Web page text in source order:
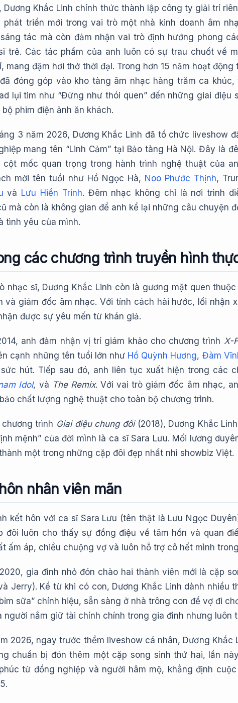
Dương Khắc Linh chính thức thành lập công ty giải trí
phát triển mới trong vai trò một nhà kinh doanh âm
tác mà còn đảm nhận vai trò định hướng phong
trẻ. Các tác phẩm của anh luôn có sự trau chuốt về
mang đậm hơi thở thời đại. Trong hơn 15 năm hoạt động
đóng góp vào kho tàng âm nhạc hàng trăm ca khúc,
lụi tim như “Đừng như thói quen” đến những giai điệu
phim điện ảnh ăn khách.
3 năm 2026, Dương Khắc Linh đã tổ chức liveshow
mang tên “Linh Cảm” tại Bảo tàng Hà Nội. Đây là
cột mốc quan trọng trong hành trình nghệ thuật của
mời tên tuổi như Hồ Ngọc Hà, Noo Phước Thịnh,
và Lưu Hiền Trinh. Đêm nhạc không chỉ là nơi trình
mà còn là không gian để anh kể lại những câu chuyện
tình yêu của mình.
các chương trình truyền hình
nhạc sĩ, Dương Khắc Linh còn là gương mặt quen
và giám đốc âm nhạc. Với tính cách hài hước, lối nhận
được sự yêu mến từ khán giả.
anh đảm nhận vị trí giám khảo cho chương trình X-
cạnh những tên tuổi lớn như Hồ Quỳnh Hương, Đàm
hút. Tiếp sau đó, anh liên tục xuất hiện trong các
Idol, và The Remix. Với vai trò giám đốc âm nhạc,
chất lượng nghệ thuật cho toàn bộ chương trình.
trình Giai điệu chung đôi(2018), Dương Khắc
mệnh” của đời mình là ca sĩ Sara Lưu. Mối lương
một trong những cặp đôi đẹp nhất nhì showbiz Việt.
nhân viên mãn
kết hôn với ca sĩ Sara Lưu (tên thật là Lưu Ngọc
đôi luôn cho thấy sự đồng điệu về tâm hồn và quan
ấm áp, chiều chuộng vợ và luôn hỗ trợ cô hết mình
gia đình nhỏ đón chào hai thành viên mới là cặp
Jerry). Kể từ khi có con, Dương Khắc Linh dành nhiều
sữa” chính hiệu, sẵn sàng ở nhà trông con để vợ đi
người nắm giữ tài chính chính trong gia đình nhưng luôn
2026, ngay trước thềm liveshow cá nhân, Dương
chuẩn bị đón thêm một cặp song sinh thứ hai, lần
từ đồng nghiệp và người hâm mộ, khẳng định